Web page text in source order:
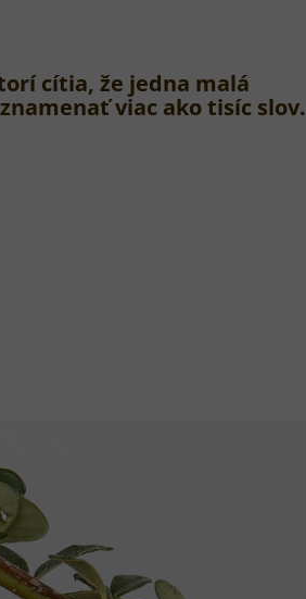
cítia, že jedna malá
viac ako tisíc slov.